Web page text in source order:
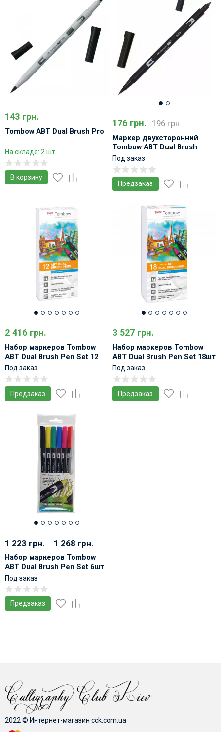
143 грн.
Tombow ABT Dual Brush Pro
На складе: 2 шт.
В корзину
176 грн. 196 грн.
Маркер двухсторонний
Tombow ABT Dual Brush
Под заказ
Предзаказ
2 416 грн.
Набор маркеров Tombow
ABT Dual Brush Pen Set 12
Под заказ
Предзаказ
3 527 грн.
Набор маркеров Tombow
ABT Dual Brush Pen Set 18шт
Под заказ
Предзаказ
1 223 грн. ... 1 268 грн.
Набор маркеров Tombow
ABT Dual Brush Pen Set 6шт
Под заказ
Предзаказ
2022 © Интернет-магазин cck.com.ua